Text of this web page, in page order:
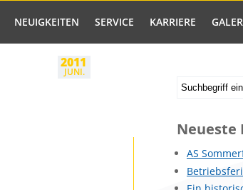
NEUIGKEITEN SERVICE KARRIERE
2011
JUNI.
Neueste
AS